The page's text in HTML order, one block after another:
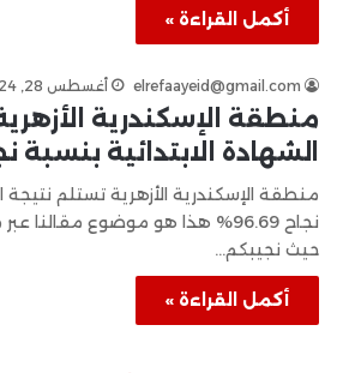
أكمل القراءة »
elrefaayeid@gmail.com أغسطس 28, 2024
منطقة الإسكندرية
الشهادة الابتدائية بنسبة نجاح
منطقة الإسكندرية الأزهرية تستلم نتيجة
نجاح 96.69% هذا هو موضوع مقالنا
حيث نجيبكم…
أكمل القراءة »